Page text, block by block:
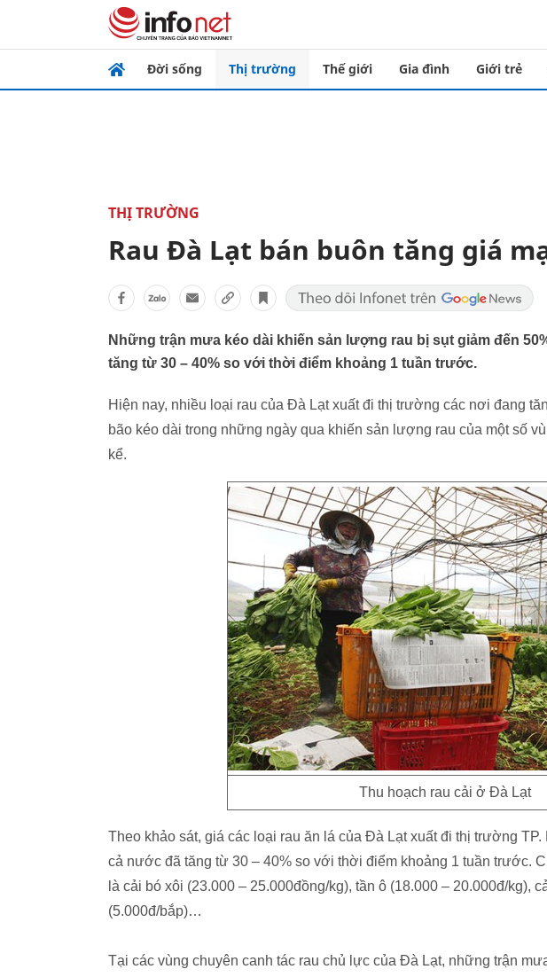
Đời sống Thị trường Thế giới Gia đình Giới trẻ
THỊ TRƯỜNG
Rau Đà Lạt bán buôn tăng giá
Những trận mưa kéo dài khiến sản lượng rau bị sụt giảm đến
tăng từ 30 – 40% so với thời điểm khoảng 1 tuần trước.
Hiện nay, nhiều loại rau của Đà Lạt xuất đi thị trường các nơi đang
bão kéo dài trong những ngày qua khiến sản lượng rau của một số
kể.
Thu hoạch rau cải ở Đà Lạt
Theo khảo sát, giá các loại rau ăn lá của Đà Lạt xuất đi thị trường TP.
cả nước đã tăng từ 30 – 40% so với thời điểm khoảng 1 tuần trước.
là cải bó xôi (23.000 – 25.000đồng/kg), tần ô (18.000 – 20.000đ/kg),
(5.000đ/bắp)…
Tại các vùng chuyên canh tác rau chủ lực của Đà Lạt, những trận